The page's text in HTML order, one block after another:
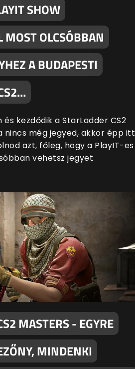
SHOW
MOST OLCSÓBBAN
A BUDAPESTI
kezdődik a StarLadder CS2
nincs még jegyed, akkor épp itt
azt, főleg, hogy a PlayIT-es
vehetsz jegyet
MASTERS - EGYRE
MINDENKI